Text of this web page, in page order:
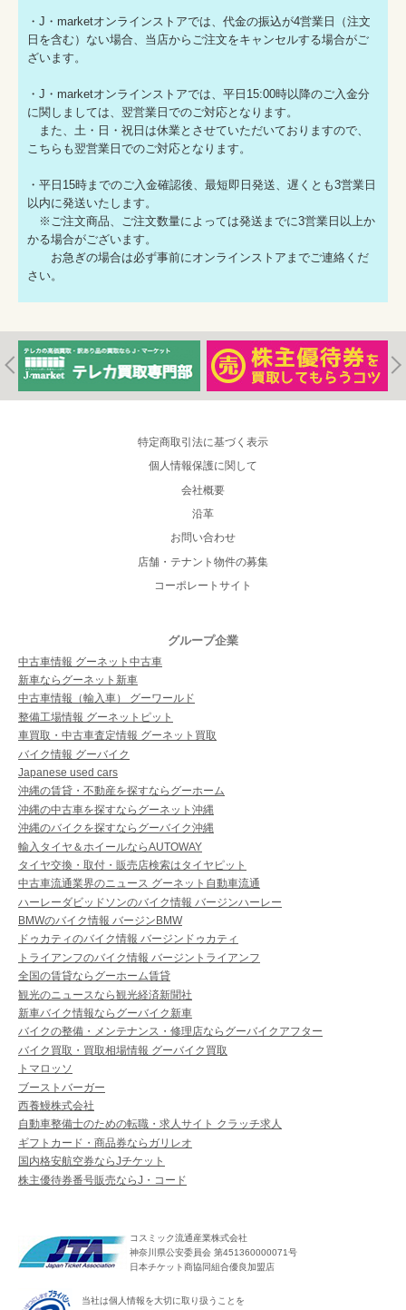
・J・marketオンラインストアでは、代金の振込が4営業日（注文
日を含む）ない場合、当店からご注文をキャンセルする場合がご
ざいます。
・J・marketオンラインストアでは、平日15:00時以降のご入金分
に関しましては、翌営業日でのご対応となります。
また、土・日・祝日は休業とさせていただいておりますので、
こちらも翌営業日でのご対応となります。
・平日15時までのご入金確認後、最短即日発送、遅くとも3営業日
以内に発送いたします。
※ご注文商品、ご注文数量によっては発送までに3営業日以上か
かる場合がございます。
お急ぎの場合は必ず事前にオンラインストアまでご連絡くだ
さい。
特定商取引法に基づく表示
個人情報保護に関して
会社概要
沿革
お問い合わせ
店舗・テナント物件の募集
コーポレートサイト
グループ企業
中古車情報 グーネット中古車
新車ならグーネット新車
中古車情報（輸入車） グーワールド
整備工場情報 グーネットピット
車買取・中古車査定情報 グーネット買取
バイク情報 グーバイク
Japanese used cars
沖縄の賃貸・不動産を探すならグーホーム
沖縄の中古車を探すならグーネット沖縄
沖縄のバイクを探すならグーバイク沖縄
輸入タイヤ＆ホイールならAUTOWAY
タイヤ交換・取付・販売店検索はタイヤピット
中古車流通業界のニュース グーネット自動車流通
ハーレーダビッドソンのバイク情報 バージンハーレー
BMWのバイク情報 バージンBMW
ドゥカティのバイク情報 バージンドゥカティ
トライアンフのバイク情報 バージントライアンフ
全国の賃貸ならグーホーム賃貸
観光のニュースなら観光経済新聞社
新車バイク情報ならグーバイク新車
バイクの整備・メンテナンス・修理店ならグーバイクアフター
バイク買取・買取相場情報 グーバイク買取
トマロッソ
ブーストバーガー
西養鰻株式会社
自動車整備士のための転職・求人サイト クラッチ求人
ギフトカード・商品券ならガリレオ
国内格安航空券ならJチケット
株主優待券番号販売ならJ・コード
コスミック流通産業株式会社
神奈川県公安委員会 第451360000071号
日本チケット商協同組合優良加盟店
当社は個人情報を大切に取り扱うことを